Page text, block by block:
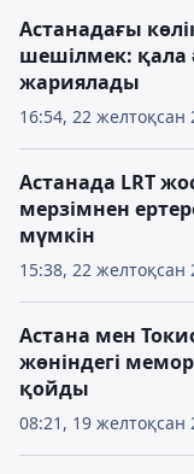
16:54, 22 желтоқсан
Астанадағы
шешілмек: қала
жариялады
15:38, 22 желтоқсан
Астанада LRT
мерзімнен
мүмкін
08:21, 19 желтоқсан
Астана мен
жөніндегі
қойды